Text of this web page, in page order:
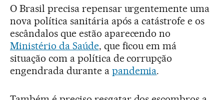
O Brasil precisa repensar urgentemente uma
nova política sanitária após a catástrofe e os
escândalos que estão aparecendo no
Ministério da Saúde, que ficou em má
situação com a política de corrupção
engendrada durante a pandemia.